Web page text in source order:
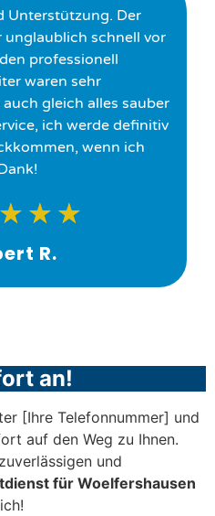
Unterstützung. Der
schnell vor
professionell
waren sehr
gleich alles sauber
ich werde definitiv
wenn ich
★ ★ ★
R.
an!
[Ihre Telefonnummer] und
auf den Weg zu Ihnen.
und
für Woelfershausen